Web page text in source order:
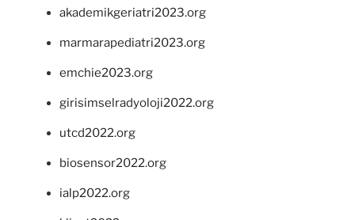
akademikgeriatri2023.org
marmarapediatri2023.org
emchie2023.org
girisimselradyoloji2022.org
utcd2022.org
biosensor2022.org
ialp2022.org